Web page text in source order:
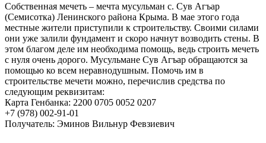
Собственная мечеть – мечта мусульман с. Сув Агъар
(Семисотка) Ленинского района Крыма. В мае этого года
местные жители приступили к строительству. Своими силами
они уже залили фундамент и скоро начнут возводить стены. В
этом благом деле им необходима помощь, ведь строить мечеть
с нуля очень дорого. Мусульмане Сув Агъар обращаются за
помощью ко всем неравнодушным. Помочь им в
строительстве мечети можно, перечислив средства по
следующим реквизитам:
Карта Генбанка: 2200 0705 0052 0207
+7 (978) 002-91-01
Получатель: Эминов Вильнур Февзиевич